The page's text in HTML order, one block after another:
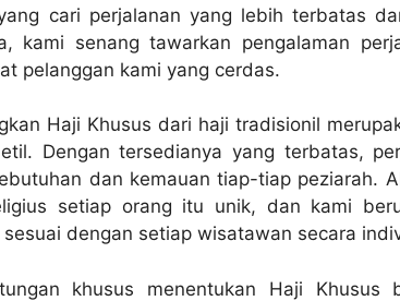
cari perjalanan yang lebih terbatas
kami senang tawarkan pengalaman
pelanggan kami yang cerdas.
Haji Khusus dari haji tradisionil
Dengan tersedianya yang terbatas,
dan kemauan tiap-tiap peziarah.
setiap orang itu unik, dan kami
dengan setiap wisatawan secara
khusus menentukan Haji Khusus